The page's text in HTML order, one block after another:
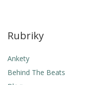
Rubriky
Ankety
Behind The Beats